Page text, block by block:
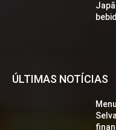
ÚLTIMAS NOTÍCIAS